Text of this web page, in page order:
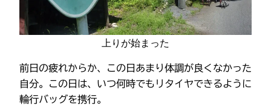
上りが始まった
前日の疲れからか、この日あまり体調が良くなかった
自分。この日は、いつ何時でもリタイヤできるように
輪行バッグを携行。